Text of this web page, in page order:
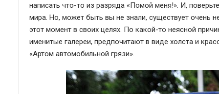
написать что-то из разряда «Помой меня!». И,
мира. Но, может быть вы не знали, существует очень
этот момент в своих целях. По какой-то неясной
именитые галереи, предпочитают в виде холста и
«Артом автомобильной грязи».